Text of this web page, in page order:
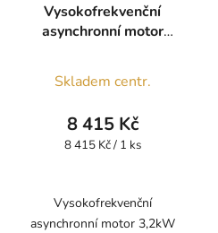
Vysokofrekvenční
asynchronní motor
Skladem centr.
8 415 Kč
Měrná
8 415 Kč / 1 ks
Vysokofrekvenční
asynchronní motor 3,2kW